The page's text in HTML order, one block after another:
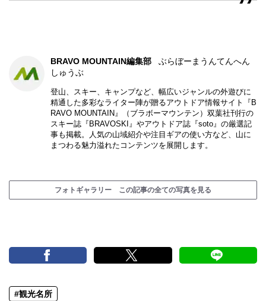
BRAVO MOUNTAIN編集部
ぶらぼーまうんてんへん
しゅうぶ
登山、スキー、キャンプなど、幅広いジャンルの外遊びに
精通した多彩なライター陣が贈るアウトドア情報サイト『B
RAVO MOUNTAIN』（ブラボーマウンテン）双葉社刊行の
スキー誌『BRAVOSKI』やアウトドア誌『soto』の厳選記
事も掲載。人気の山域紹介や注目ギアの使い方など、山に
まつわる魅力溢れたコンテンツを展開します。
フォトギャラリー この記事の全ての写真を見る
#観光名所